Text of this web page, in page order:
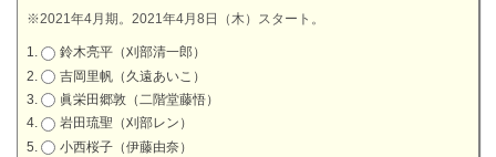
※2021年4月期。2021年4月8日（木）スタート。
鈴木亮平（刈部清一郎）
吉岡里帆（久遠あいこ）
眞栄田郷敦（二階堂藤悟）
岩田琉聖（刈部レン）
小西桜子（伊藤由奈）